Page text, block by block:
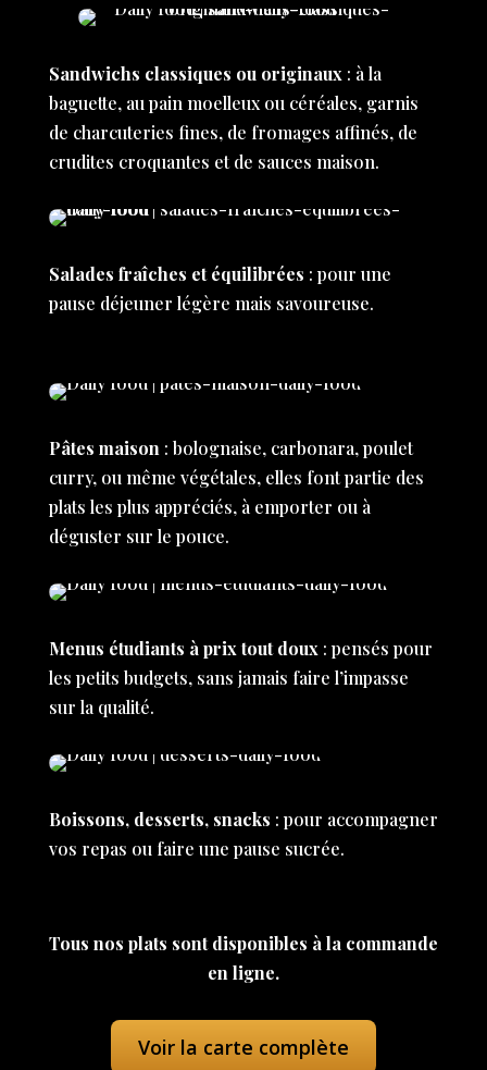
Sandwichs classiques ou originaux: à la
baguette, au pain moelleux ou céréales, garnis
de charcuteries fines, de fromages affinés, de
crudites croquantes et de sauces maison.
Salades fraîches et équilibrées : pour une
pause déjeuner légère mais savoureuse.
Pâtes maison: bolognaise, carbonara, poulet
curry, ou même végétales, elles font partie des
plats les plus appréciés, à emporter ou à
déguster sur le pouce.
Menus étudiants à prix tout doux: pensés pour
les petits budgets, sans jamais faire l’impasse
sur la qualité.
Boissons, desserts, snacks : pour accompagner
vos repas ou faire une pause sucrée.
Tous nos plats sont disponibles à la commande
en ligne.
Voir la carte complète